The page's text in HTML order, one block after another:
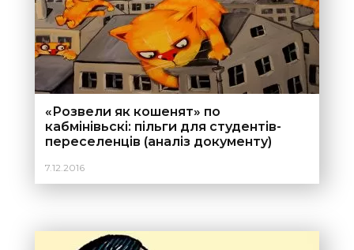
«Розвели як кошенят» по
кабмінівьскі: пільги для студентів-
переселенців (аналіз документу)
7.12.2016